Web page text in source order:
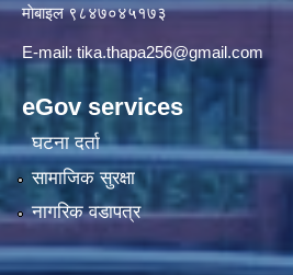
माे‍बाइल ९८४७०४५१७३
E-mail: tika.thapa256@gmail.com
eGov services
घटना दर्ता
सामाजिक सुरक्षा
नागरिक वडापत्र